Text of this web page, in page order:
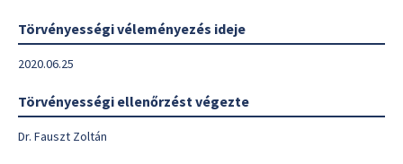
Törvényességi véleményezés ideje
2020.06.25
Törvényességi ellenőrzést végezte
Dr. Fauszt Zoltán